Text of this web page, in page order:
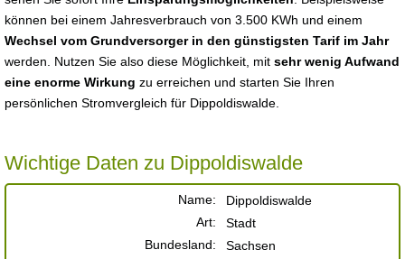
können bei einem Jahresverbrauch von 3.500 KWh und einem
Wechsel vom Grundversorger in den günstigsten Tarif im Jahr
werden. Nutzen Sie also diese Möglichkeit, mit sehr wenig Aufwand
eine enorme Wirkung zu erreichen und starten Sie Ihren
persönlichen Stromvergleich für Dippoldiswalde.
Wichtige Daten zu Dippoldiswalde
Name:
Dippoldiswalde
Art:
Stadt
Bundesland:
Sachsen